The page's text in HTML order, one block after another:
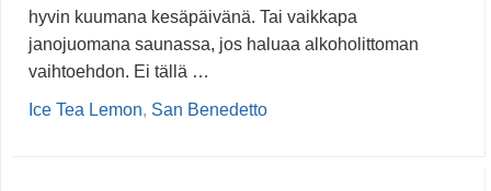
hyvin kuumana kesäpäivänä. Tai vaikkapa
janojuomana saunassa, jos haluaa alkoholittoman
vaihtoehdon. Ei tällä …
Ice Tea Lemon, San Benedetto